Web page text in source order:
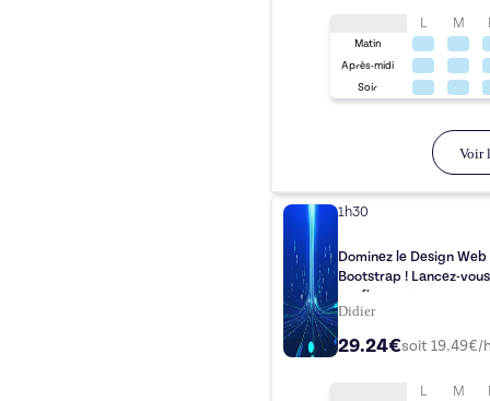
L M
Matin
Après-midi
Soir
Voir
1h30
Dominez le Design
Bootstrap ! Lancez-
confiance 🔥
Didier
29.24€soit19.49€/
L M